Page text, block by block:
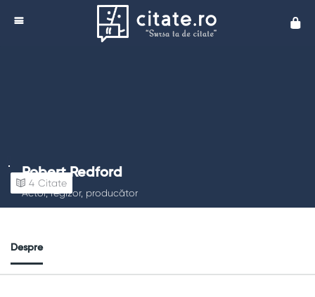
Robert Redford
Actor, regizor, producător
4 Citate
Despre